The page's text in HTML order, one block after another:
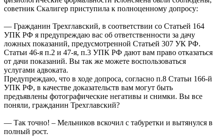
советник Скалигер приступила к полноценному допросу:
— Гражданин Трехглавский, в соответствии со Статьей 164
УПК РФ я предупреждаю вас об ответственности за дачу
ложных показаний, предусмотренной Статьей 307 УК РФ.
Статьи 46-я п.2 и 47-я, п.3 УПК РФ дают вам право отказаться
от дачи показаний. Вы так же можете воспользоваться
услугами адвоката.
Предупреждаю, что в ходе допроса, согласно п.8 Статьи 166-й
УПК РФ, в качестве доказательств вам могут быть
предъявлены фотографические негативы и снимки. Вы все
поняли, гражданин Трехглавский?
— Так точно! – Мельников вскочил с табуретки и вытянулся в
полный рост.